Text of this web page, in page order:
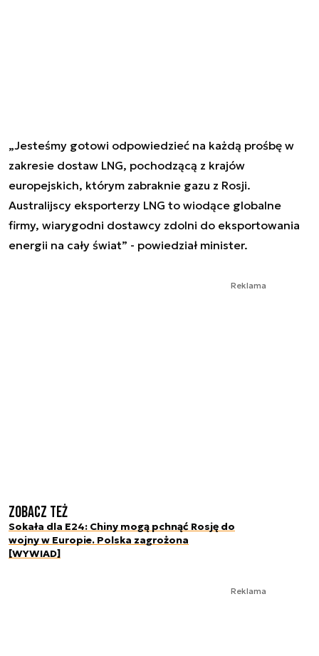
„Jesteśmy gotowi odpowiedzieć na każdą prośbę w
zakresie dostaw LNG, pochodzącą z krajów
europejskich, którym zabraknie gazu z Rosji.
Australijscy eksporterzy LNG to wiodące globalne
firmy, wiarygodni dostawcy zdolni do eksportowania
energii na cały świat” - powiedział minister.
Reklama
Zobacz też
Sokała dla E24: Chiny mogą pchnąć Rosję do
wojny w Europie. Polska zagrożona
[WYWIAD]
Reklama